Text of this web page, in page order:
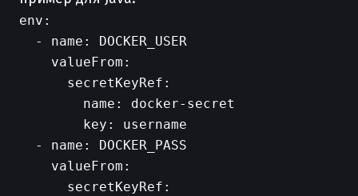
env:
  - name: DOCKER_USER
    valueFrom:
      secretKeyRef:
        name: docker-secret
        key: username
  - name: DOCKER_PASS
    valueFrom:
      secretKeyRef: